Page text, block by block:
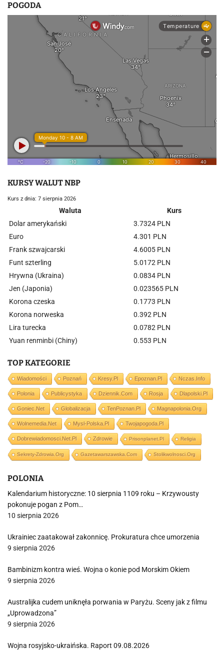
POGODA
KURSY WALUT NBP
Kurs z dnia: 7 sierpnia 2026
Waluta
Kurs
Dolar amerykański
3.7324 PLN
Euro
4.301 PLN
Frank szwajcarski
4.6005 PLN
Funt szterling
5.0172 PLN
Hrywna (Ukraina)
0.0834 PLN
Jen (Japonia)
0.023565 PLN
Korona czeska
0.1773 PLN
Korona norweska
0.392 PLN
Lira turecka
0.0782 PLN
Yuan renminbi (Chiny)
0.553 PLN
TOP KATEGORIE
Wiadomości Poznań Kresy.pl Epoznan.pl Nczas.info
Polonia Publicystyka Dziennik.com Rosja Dlapolski.pl
Goniec.net Globalizacja TenPoznan.pl Magnapolonia.org
Wolnemedia.net Mysl-Polska.pl Twojapogoda.pl
Dobrewiadomosci.net.pl Zdrowie Prisonplanet.pl Religia
Sekrety-Zdrowia.org Gazetawarszawska.com Stolikwolnosci.org
POLONIA
Kalendarium historyczne: 10 sierpnia 1109 roku – Krzywousty
pokonuje pogan z Pom…
10 sierpnia 2026
Ukrainiec zaatakował zakonnicę. Prokuratura chce umorzenia
9 sierpnia 2026
Bambinizm kontra wieś. Wojna o konie pod Morskim Okiem
9 sierpnia 2026
Australijka cudem uniknęła porwania w Paryżu. Sceny jak z filmu
„Uprowadzona”
9 sierpnia 2026
Wojna rosyjsko-ukraińska. Raport 09.08.2026